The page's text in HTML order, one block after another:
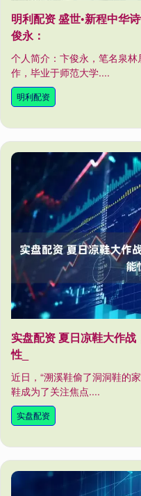
明利配资 盛世•新程中华
俊永：
个人简介：卞俊永，笔名泉
作，毕业于师范大学....
明利配资
实盘配资 夏日凉鞋大作
性_
近日，“溯溪鞋偷了洞洞鞋的
鞋成为了关注焦点....
实盘配资